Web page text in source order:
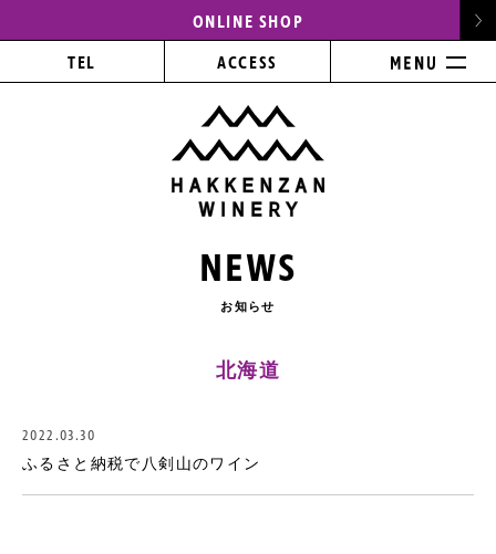
ONLINE SHOP
TEL ACCESS
NEWS
お知らせ
北海道
2022.03.30
ふるさと納税で八剣山のワイン